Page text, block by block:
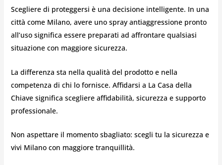
Scegliere di proteggersi è una decisione intelligente. In una
città come Milano, avere uno spray antiaggressione pronto
all’uso significa essere preparati ad affrontare qualsiasi
situazione con maggiore sicurezza.
La differenza sta nella qualità del prodotto e nella
competenza di chi lo fornisce. Affidarsi a La Casa della
Chiave significa scegliere affidabilità, sicurezza e supporto
professionale.
Non aspettare il momento sbagliato: scegli tu la sicurezza e
vivi Milano con maggiore tranquillità.